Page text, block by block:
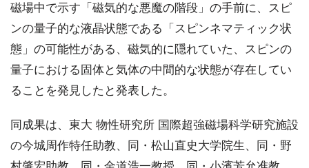
磁場中で示す「磁気的な悪魔の階段」の手前に、スピ
ンの量子的な液晶状態である「スピンネマティック状
態」の可能性がある、磁気的に隠れていた、スピンの
量子における固体と気体の中間的な状態が存在してい
ることを発見したと発表した。
同成果は、東大 物性研究所 国際超強磁場科学研究施設
の今城周作特任助教、同・松山直史大学院生、同・野